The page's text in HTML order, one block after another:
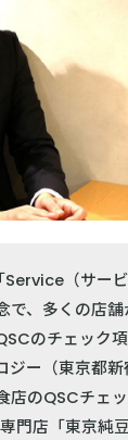
Service（サー
で、多くの店
のチェック
ジー（東京都
店のQSCチェ
門店「東京純